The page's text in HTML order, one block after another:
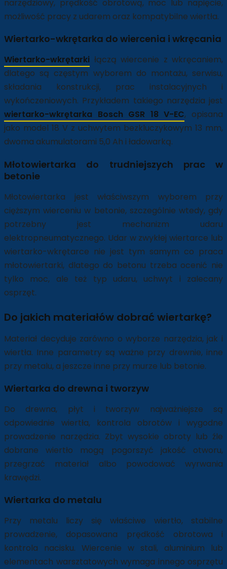
narzędziowy, prędkość obrotową, moc lub napięcie,
możliwość pracy z udarem oraz kompatybilne wiertła.
Wiertarko-wkrętarka do wiercenia i wkręcania
Wiertarko-wkrętarki łączą wiercenie z wkręcaniem,
dlatego są częstym wyborem do montażu, serwisu,
składania konstrukcji, prac instalacyjnych i
wykończeniowych. Przykładem takiego narzędzia jest
wiertarko-wkrętarka Bosch GSR 18 V-EC, opisana
jako model 18 V z uchwytem bezkluczykowym 13 mm,
dwoma akumulatorami 5,0 Ah i ładowarką.
Młotowiertarka do trudniejszych prac w
betonie
Młotowiertarka jest właściwszym wyborem przy
cięższym wierceniu w betonie, szczególnie wtedy, gdy
potrzebny jest mechanizm udaru
elektropneumatycznego. Udar w zwykłej wiertarce lub
wiertarko-wkrętarce nie jest tym samym co praca
młotowiertarki, dlatego do betonu trzeba ocenić nie
tylko moc, ale też typ udaru, uchwyt i zalecany
osprzęt.
Do jakich materiałów dobrać wiertarkę?
Materiał decyduje zarówno o wyborze narzędzia, jak i
wiertła. Inne parametry są ważne przy drewnie, inne
przy metalu, a jeszcze inne przy murze lub betonie.
Wiertarka do drewna i tworzyw
Do drewna, płyt i tworzyw najważniejsze są
odpowiednie wiertła, kontrola obrotów i wygodne
prowadzenie narzędzia. Zbyt wysokie obroty lub źle
dobrane wiertło mogą pogorszyć jakość otworu,
przegrzać materiał albo powodować wyrwania
krawędzi.
Wiertarka do metalu
Przy metalu liczy się właściwe wiertło, stabilne
prowadzenie, dopasowana prędkość obrotowa i
kontrola nacisku. Wiercenie w stali, aluminium lub
elementach warsztatowych wymaga innego osprzętu